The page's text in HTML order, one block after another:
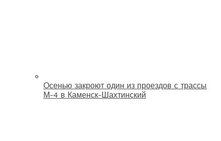
Осенью закроют один из проездов с трассы
М-4 в Каменск-Шахтинский